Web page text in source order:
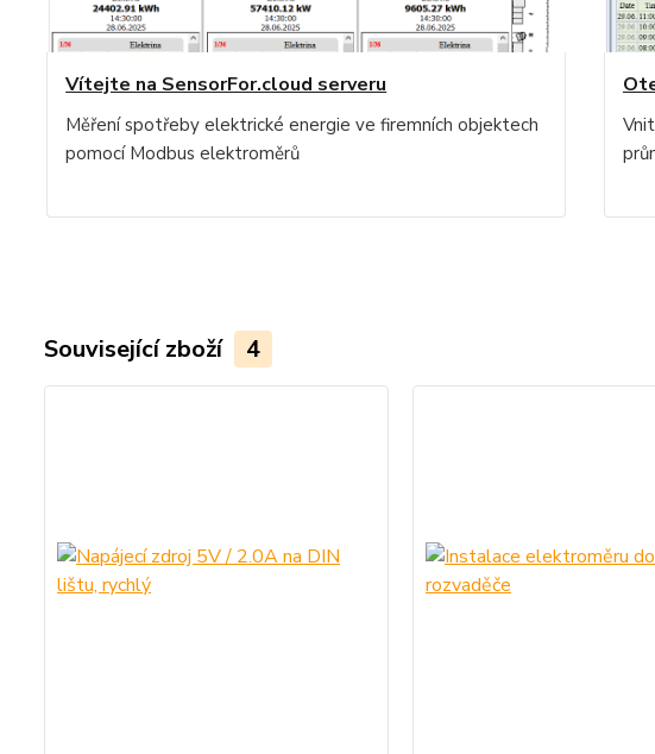
Vítejte na SensorFor.cloud serveru
Měření spotřeby elektrické energie ve firemních objektech
pomocí Modbus elektroměrů
Související zboží 4